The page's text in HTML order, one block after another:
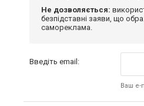
Не дозволяється:
безпідставні заяви, що
самореклама.
Введіть email:
Ваш e-